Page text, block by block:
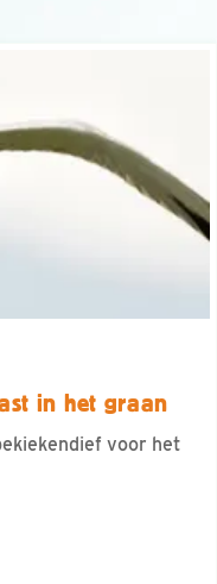
in het graan
voor het